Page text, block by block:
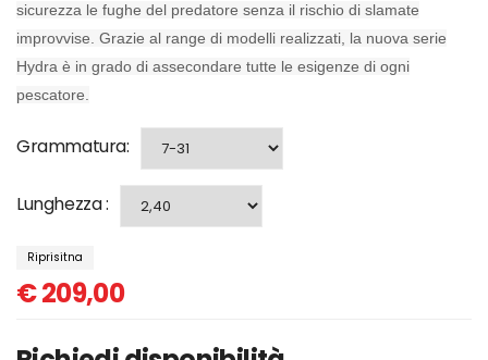
sicurezza le fughe del predatore senza il rischio di slamate
improvvise. Grazie al range di modelli realizzati, la nuova serie
Hydra è in grado di assecondare tutte le esigenze di ogni
pescatore.
Grammatura:
Lunghezza:
Riprisitna
€209,00